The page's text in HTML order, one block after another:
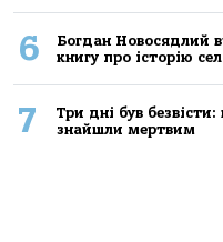
6
Богдан Новосядлий
книгу про історію
7
Три дні був
знайшли мертвим